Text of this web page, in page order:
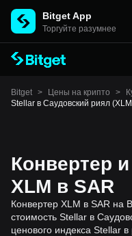
Bitget App
Торгуйте разумнее
Bitget > Цены на крипто >
Stellar в Саудовский риял
Конвертер
XLM в SAR
Конвертер XLM в SAR на
стоимость Stellar в
ценового индекса Stellar